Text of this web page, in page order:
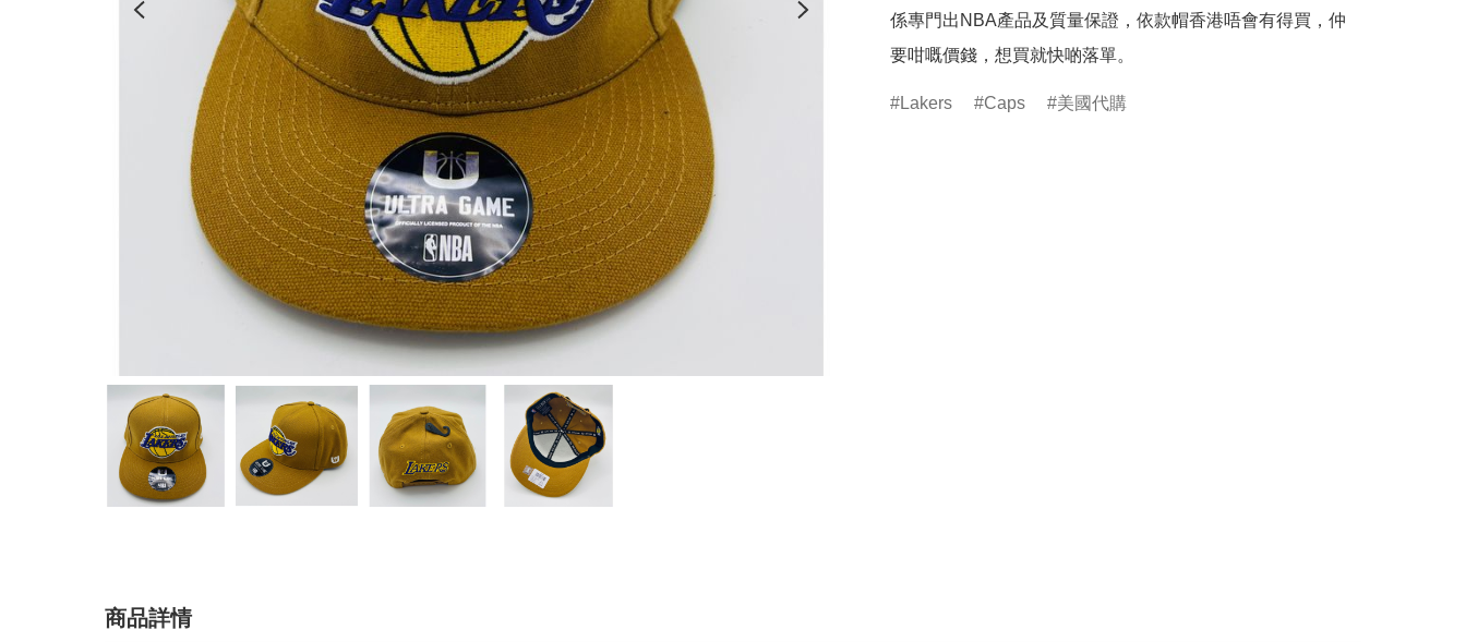
係專門出NBA產品及質量保證，依款帽香港唔會有得買，仲
要咁嘅價錢，想買就快啲落單。
Lakers Caps 美國代購
商品詳情